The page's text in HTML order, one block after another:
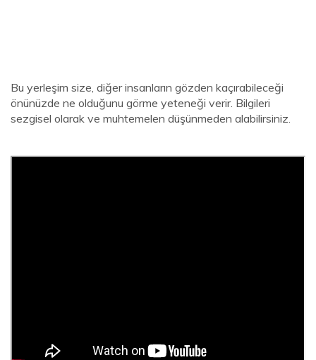
Bu yerleşim size, diğer insanların gözden kaçırabileceği
önünüzde ne olduğunu görme yeteneği verir. Bilgileri
sezgisel olarak ve muhtemelen düşünmeden alabilirsiniz.